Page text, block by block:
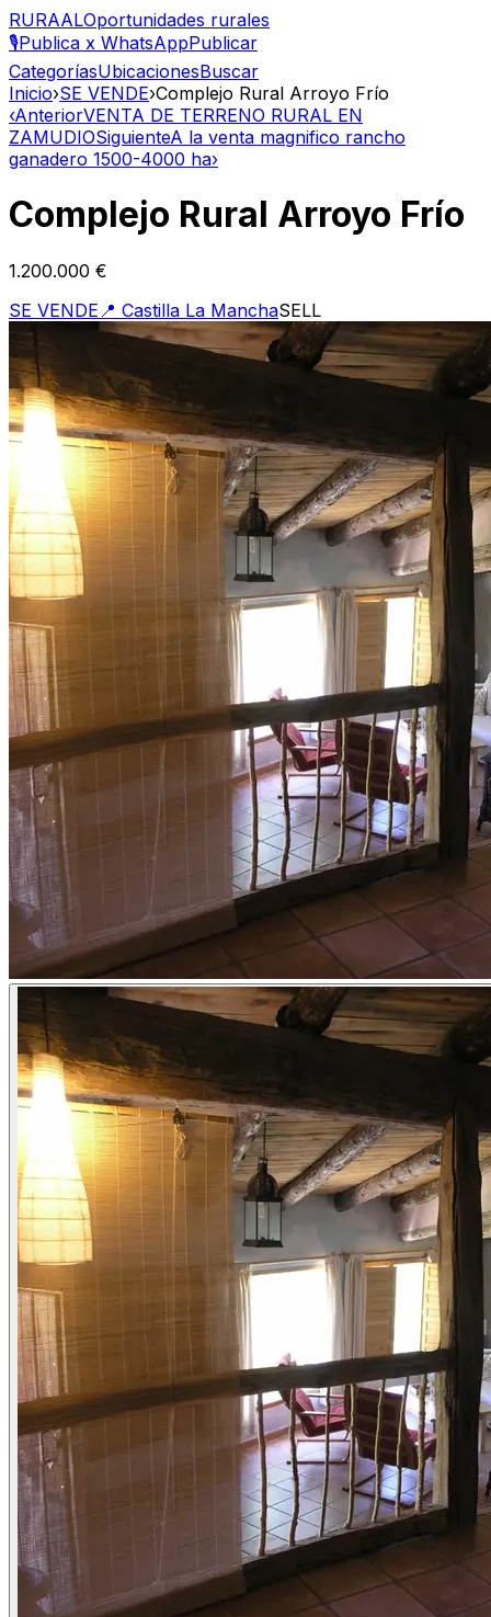
RURAALOportunidades rurales
🎙️Publica x WhatsAppPublicar
CategoríasUbicacionesBuscar
Inicio›SE VENDE›Complejo Rural Arroyo Frío
‹AnteriorVENTA DE TERRENO RURAL EN
ZAMUDIOSiguienteA la venta magnifico rancho
ganadero 1500-4000 ha›
Complejo Rural Arroyo Frío
1.200.000 €
SE VENDE 📍 Castilla La ManchaSELL